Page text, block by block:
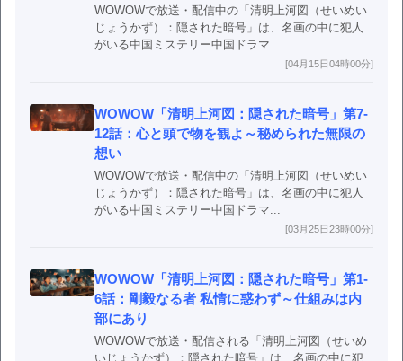
WOWOWで放送・配信中の「清明上河図（せいめい
じょうかず）：隠された暗号」は、名画の中に犯人
がいる中国ミステリー中国ドラマ...
[04月15日04時00分]
WOWOW「清明上河図：隠された暗号」第7-
12話：心と頭で物を観よ～秘められた無限の
想い
WOWOWで放送・配信中の「清明上河図（せいめい
じょうかず）：隠された暗号」は、名画の中に犯人
がいる中国ミステリー中国ドラマ...
[03月25日23時00分]
WOWOW「清明上河図：隠された暗号」第1-
6話：剛毅なる者 私情に惑わず～仕組みは内
部にあり
WOWOWで放送・配信される「清明上河図（せいめ
いじょうかず）：隠された暗号」は、名画の中に犯